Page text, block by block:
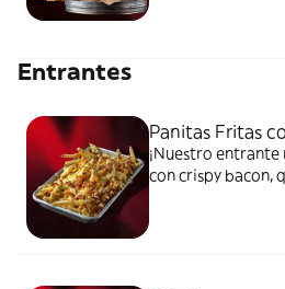
Entrantes
Panitas Fritas
¡Nuestro
con crispy bacon,